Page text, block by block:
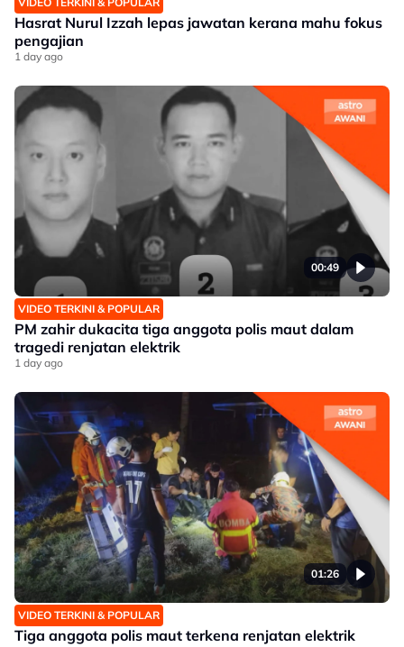
Hasrat Nurul Izzah lepas jawatan kerana mahu fokus
pengajian
1 day ago
00:49
VIDEO TERKINI & POPULAR
PM zahir dukacita tiga anggota polis maut dalam
tragedi renjatan elektrik
1 day ago
01:26
VIDEO TERKINI & POPULAR
Tiga anggota polis maut terkena renjatan elektrik